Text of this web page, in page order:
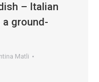
– Italian
ground-
Matli